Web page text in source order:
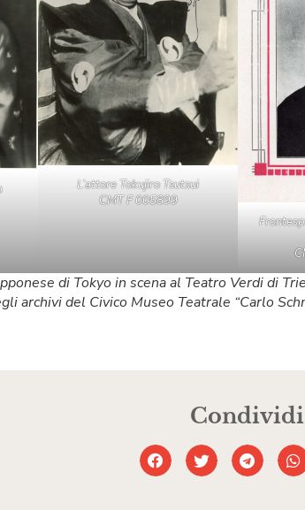
L’attore Tokujiro Tsutsui
CMT F 005899
di Tokyo in scena al Teatro Verdi di
archivi del Civico Museo Teatrale “Carlo
Condividi